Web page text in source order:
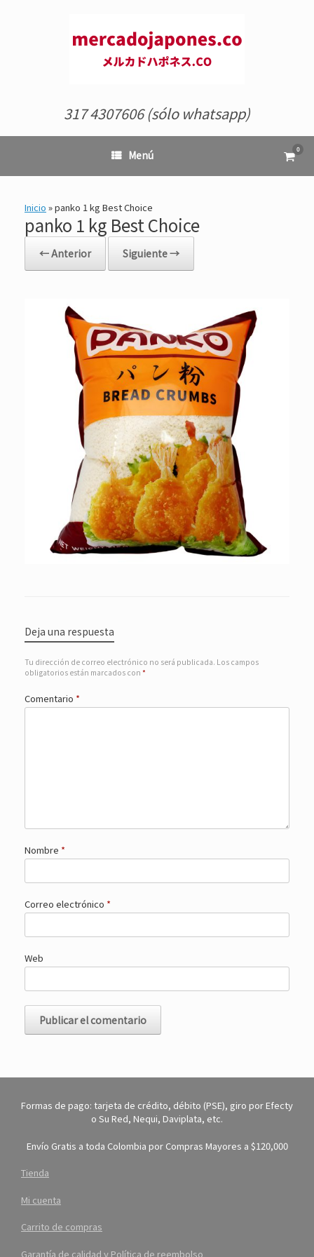
317 4307606 (sólo whatsapp)
Menú Ver
el
0
Inicio »panko 1 kg Best Choice
panko 1 kg Best Choice
← Anterior Siguiente →
Deja una respuesta
Tu dirección de correo electrónico no será publicada. Los campos
obligatorios están marcados con *
Comentario *
Nombre *
Correo electrónico *
Web
Formas de pago: tarjeta de crédito, débito (PSE), giro por Efecty
o Su Red, Nequi, Daviplata, etc.
Envío Gratis a toda Colombia por Compras Mayores a $120,000
Tienda
Mi cuenta
Carrito de compras
Garantía de calidad y Política de reembolso